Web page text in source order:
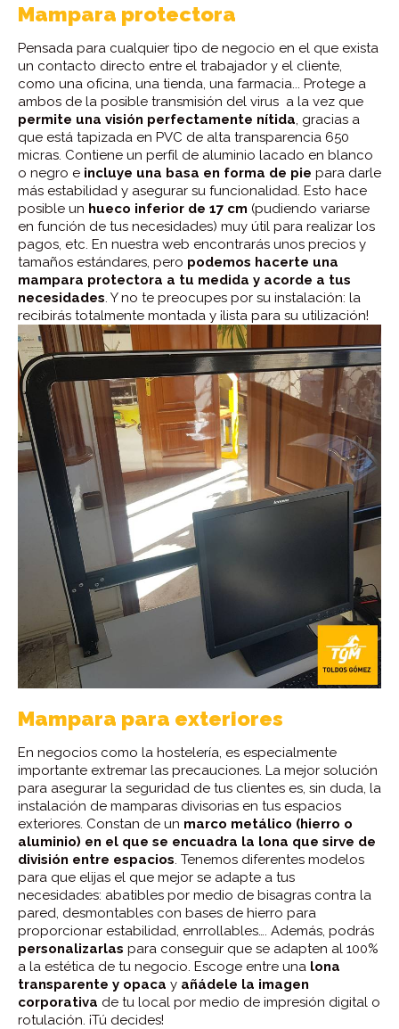
Mampara protectora
Pensada para cualquier tipo de negocio en el que exista
un contacto directo entre el trabajador y el cliente,
como una oficina, una tienda, una farmacia... Protege a
ambos de la posible transmisión del virus a la vez que
permite una visión perfectamente nítida , gracias a
que está tapizada en PVC de alta transparencia 650
micras. Contiene un perfil de aluminio lacado en blanco
o negro e incluye una basa en forma de pie para darle
más estabilidad y asegurar su funcionalidad. Esto hace
posible un hueco inferior de 17 cm (pudiendo variarse
en función de tus necesidades) muy útil para realizar los
pagos, etc. En nuestra web encontrarás unos precios y
tamaños estándares, pero podemos hacerte una
mampara protectora a tu medida y acorde a tus
necesidades . Y no te preocupes por su instalación: la
recibirás totalmente montada y ¡lista para su utilización!
Mampara para exteriores
En negocios como la hostelería, es especialmente
importante extremar las precauciones. La mejor solución
para asegurar la seguridad de tus clientes es, sin duda, la
instalación de mamparas divisorias en tus espacios
exteriores. Constan de un marco metálico (hierro o
aluminio) en el que se encuadra la lona que sirve de
división entre espacios . Tenemos diferentes modelos
para que elijas el que mejor se adapte a tus
necesidades: abatibles por medio de bisagras contra la
pared, desmontables con bases de hierro para
proporcionar estabilidad, enrrollables…. Además, podrás
personalizarlas para conseguir que se adapten al 100%
a la estética de tu negocio. Escoge entre una lona
transparente y opaca y añádele la imagen
corporativa de tu local por medio de impresión digital o
rotulación. ¡Tú decides!